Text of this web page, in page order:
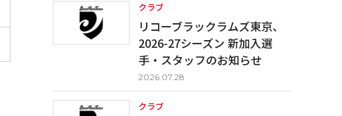
クラブ
リコーブラックラムズ東京、
2026-27シーズン 新加入選
手・スタッフのお知らせ
2026.07.28
クラブ